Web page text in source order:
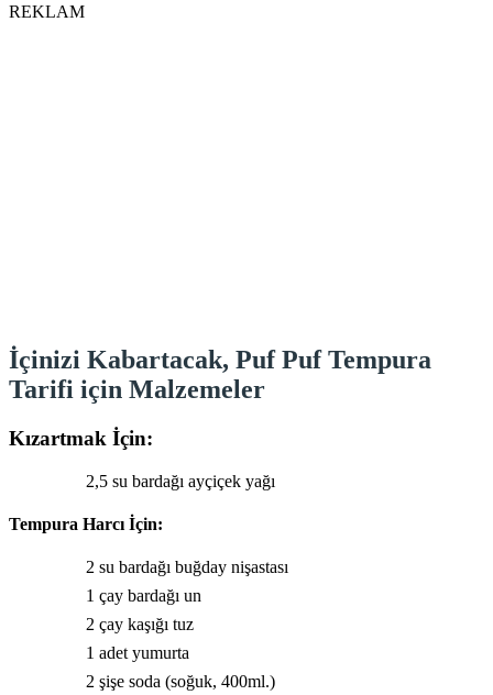
REKLAM
İçinizi Kabartacak, Puf Puf Tempura
Tarifi için Malzemeler
Kızartmak İçin:
2,5 su bardağı ayçiçek yağı
Tempura Harcı İçin:
2 su bardağı buğday nişastası
1 çay bardağı un
2 çay kaşığı tuz
1 adet yumurta
2 şişe soda (soğuk, 400ml.)